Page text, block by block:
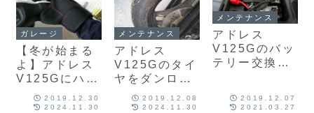
ガレージ
【冬が始まる
よ】アドレス
V125Gにハン
ドルカバーを
装着
2019.12.30
2024.11.30
メンテナンス
アドレス
V125Gのタイ
ヤをダンロッ
プ・D307へ
交換ほか
2019.12.08
2024.11.30
メンテナンス
アドレス
V125Gのバッ
テリー交換
2019.12.07
2021.03.27